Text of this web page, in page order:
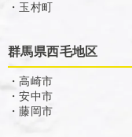
・玉村町
群馬県西毛地区
・高崎市
・安中市
・藤岡市